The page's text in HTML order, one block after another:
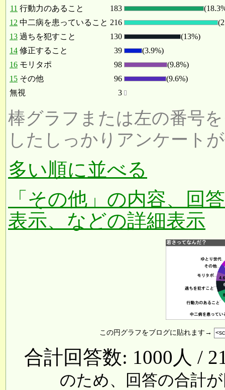
11 行動力のあること 183
12 中二病を患っていること 216
13 過ちを犯すこと 130
(13%)
14 修正すること 39
(3.9%)
16 モリタポ 98
(9.8%)
15 その他 96
(9.6%)
無視
3
棒グラフまたは左の番号
したしっかりアンケート
多い順に並べる
「その他」の内容、回
表示、などの詳細表示
この円グラフをブログに貼れます→
合計回答数: 1000人 /
のため、回答の合計